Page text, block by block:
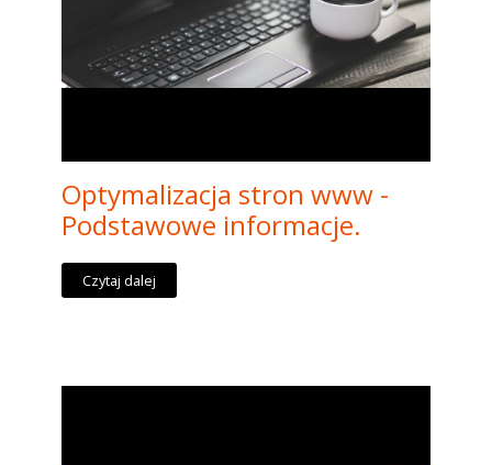
Optymalizacja stron www -
Podstawowe informacje.
Czytaj dalej